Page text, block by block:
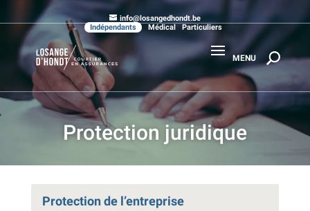
info@losangedhondt.be
Indépendants
Médical Particuliers
Protection juridique
Protection de l’entreprise